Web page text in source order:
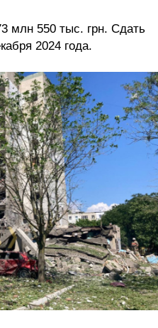
млн 550 тыс. грн. Сдать
2024 года.